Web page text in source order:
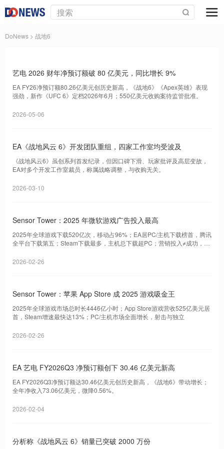
DoNews > 战地6
艺电 2026 财年净预订额破 80 亿美元，同比增长 9%
EA FY26净预订额80.26亿美元创历史新高，《战地6》《Apex英雄》表现
强劲，新作《UFC 6》定档2026年6月；550亿美元收购案待监管批准。
2026-05-06
EA《战地风云 6》开发团队重组，四家工作室均受波及
《战地风云6》虽创系列首发纪录，但因口碑下滑、玩家批评及高层变故，
EA对多个开发工作室裁员，称属战略调整，与收购无关。
2026-03-10
Sensor Tower：2025 年微软游戏广告投入最高
2025年全球游戏下载520亿次，移动占96%；EA居PC/主机下载榜首，腾讯
全平台下载第五；Steam下载最多，主机总下载超PC；营销投入≠成功，用
2026-02-26
Sensor Tower：苹果 App Store 成 2025 游戏吸金王
2025年全球游戏市场总时长4446亿小时；App Store游戏营收525亿美元居
首，Steam增速最快达13%；PC/主机市场全面增长，射击与独立
2026-02-26
EA 艺电 FY2026Q3 净预订额创下 30.46 亿美元新高
EA FY2026Q3净预订额达30.46亿美元创历史新高，《战地6》带动增长；
全年净收入73.06亿美元，微降0.56%。
2026-02-04
分析称《战地风云 6》销量已突破 2000 万份